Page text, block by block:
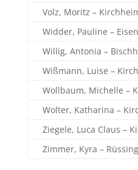
Volz, Moritz –
Widder, Pauline –
Willig, Antonia –
Wißmann, Luise –
Wollbaum, Michelle –
Wolter, Katharina –
Ziegele, Luca Claus –
Zimmer, Kyra –